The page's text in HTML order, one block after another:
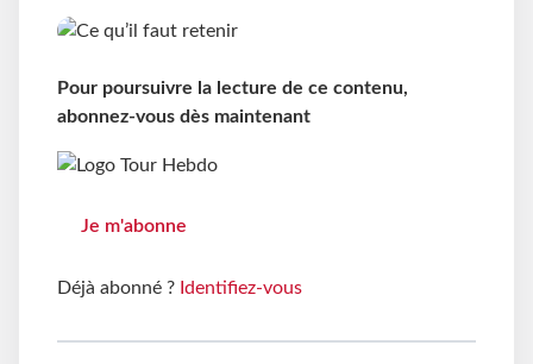
Pour poursuivre la lecture de ce contenu,
abonnez-vous dès maintenant
Je m'abonne
Déjà abonné ? Identifiez-vous